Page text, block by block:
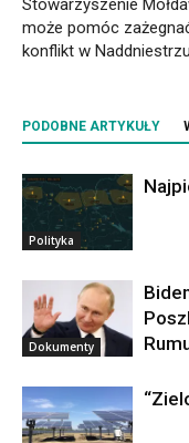
Stowarzyszenie
może pomóc
konflikt w Naddniestrzu
PODOBNE ARTYKUŁY
Polityka
Dokumenty